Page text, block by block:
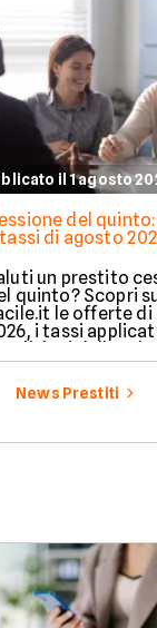
il 1 agosto
del
di agosto
un prestito
quinto? Scopri
le offerte
i tassi
delle
disponibili.
News Prestiti